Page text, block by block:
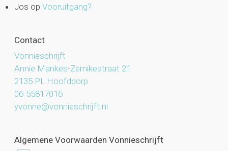
Jos op Vooruitgang?
Contact
Vonnieschrijft
Annie Mankes-Zernikestraat 21
2135 PL Hoofddorp
06-55817016
yvonne@vonnieschrijft.nl
Algemene Voorwaarden Vonnieschrijft